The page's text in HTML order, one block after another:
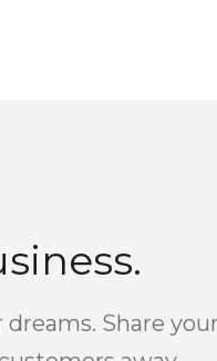
Share